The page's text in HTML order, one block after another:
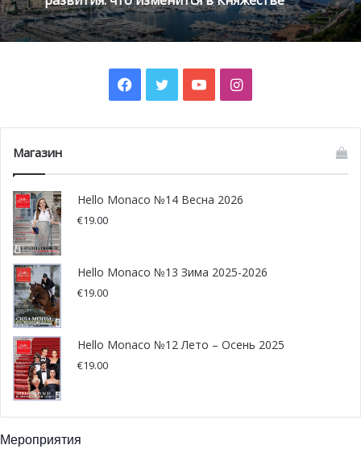
На платформе Monaco Santé
получить доступ к
связанной со здоровьем, включая:
Facebook
TwitterYouTubeInstagram
Магазин
Hello Monaco №14 Весна 2026
€19.00
Hello Monaco №13 Зима 2025-2026
€19.00
Hello Monaco №12 Лето – Осень 2025
€19.00
Мероприятия